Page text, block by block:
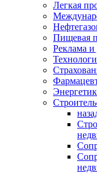
Легкая
Пищевая
Реклама и